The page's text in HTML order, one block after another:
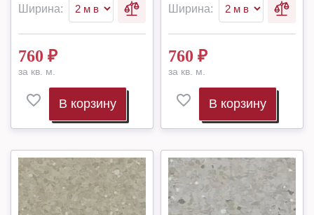
Ширина:
760 ₽
за кв. м.
В корзину
Ширина:
760 ₽
за кв. м.
В корзину